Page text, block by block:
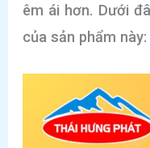
êm ái hơn. Dưới
của sản phẩm này: